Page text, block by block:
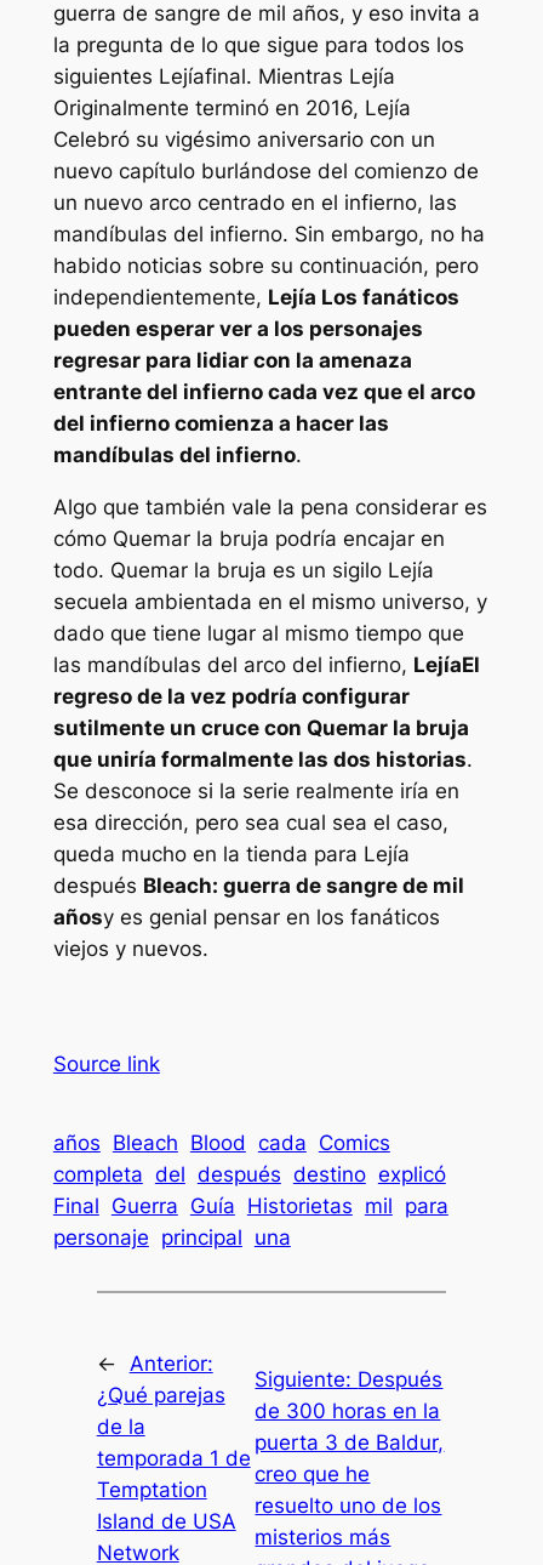
guerra de sangre de mil años, y eso invita a
la pregunta de lo que sigue para todos los
siguientes Lejíafinal. Mientras Lejía
Originalmente terminó en 2016, Lejía
Celebró su vigésimo aniversario con un
nuevo capítulo burlándose del comienzo de
un nuevo arco centrado en el infierno, las
mandíbulas del infierno. Sin embargo, no ha
habido noticias sobre su continuación, pero
independientemente, Lejía Los fanáticos
pueden esperar ver a los personajes
regresar para lidiar con la amenaza
entrante del infierno cada vez que el arco
del infierno comienza a hacer las
mandíbulas del infierno.
Algo que también vale la pena considerar es
cómo Quemar la bruja podría encajar en
todo. Quemar la bruja es un sigilo Lejía
secuela ambientada en el mismo universo, y
dado que tiene lugar al mismo tiempo que
las mandíbulas del arco del infierno, LejíaEl
regreso de la vez podría configurar
sutilmente un cruce con Quemar la bruja
que uniría formalmente las dos historias.
Se desconoce si la serie realmente iría en
esa dirección, pero sea cual sea el caso,
queda mucho en la tienda para Lejía
después Bleach: guerra de sangre de mil
añosy es genial pensar en los fanáticos
viejos y nuevos.
Source link
años Bleach Blood cada Comics
completa del después destino explicó
Final Guerra Guía Historietas mil para
personaje principal una
←
Anterior:
¿Qué parejas
de la
temporada 1 de
Temptation
Island de USA
Network
Siguiente: Después
de 300 horas en la
puerta 3 de Baldur,
creo que he
resuelto uno de los
misterios más